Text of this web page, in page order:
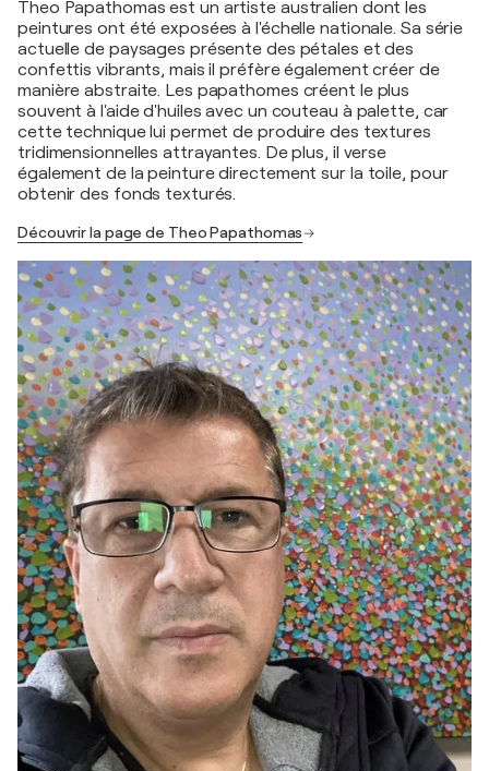
Theo Papathomas est un artiste australien dont les
peintures ont été exposées à l'échelle nationale. Sa série
actuelle de paysages présente des pétales et des
confettis vibrants, mais il préfère également créer de
manière abstraite. Les papathomes créent le plus
souvent à l'aide d'huiles avec un couteau à palette, car
cette technique lui permet de produire des textures
tridimensionnelles attrayantes. De plus, il verse
également de la peinture directement sur la toile, pour
obtenir des fonds texturés.
Découvrir la page de Theo Papathomas